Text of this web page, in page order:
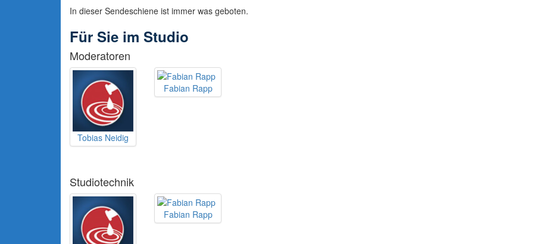
In dieser Sendeschiene ist immer was geboten.
Für Sie im Studio
Moderatoren
Tobias Neidig
Fabian Rapp
Studiotechnik
Fabian Rapp